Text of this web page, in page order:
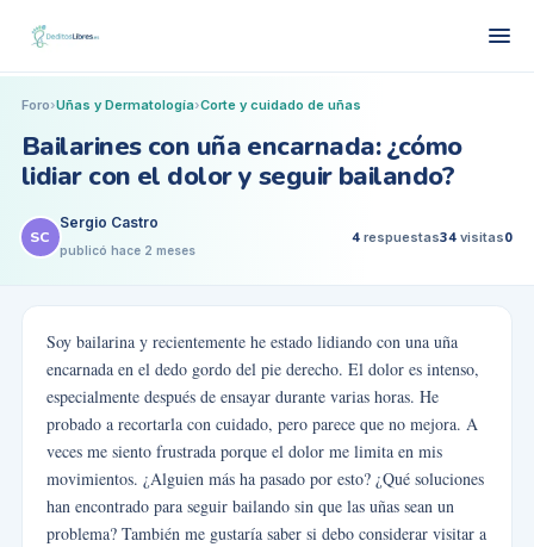
Foro›Uñas y Dermatología›Corte y cuidado de uñas
Bailarines con uña encarnada: ¿cómo
lidiar con el dolor y seguir bailando?
SC
Sergio Castro
publicó hace 2 meses
4 respuestas34 visitas0
Soy bailarina y recientemente he estado lidiando con una uña
encarnada en el dedo gordo del pie derecho. El dolor es intenso,
especialmente después de ensayar durante varias horas. He
probado a recortarla con cuidado, pero parece que no mejora. A
veces me siento frustrada porque el dolor me limita en mis
movimientos. ¿Alguien más ha pasado por esto? ¿Qué soluciones
han encontrado para seguir bailando sin que las uñas sean un
problema? También me gustaría saber si debo considerar visitar a